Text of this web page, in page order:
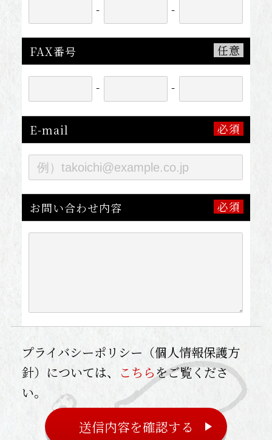
- -
FAX番号
- -
E-mail
お問い合わせ内容
プライバシーポリシー（個人情報保護方
針）については、
こちらをご覧くださ
い。